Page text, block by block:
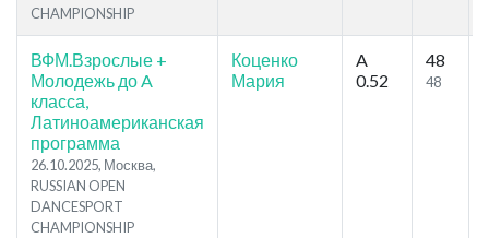
CHAMPIONSHIP
ВФМ.Взрослые +
Молодежь до A
класса,
Латиноамериканская
программа
26.10.2025, Москва,
RUSSIAN OPEN
DANCESPORT
CHAMPIONSHIP
Коценко
Мария
A
0.52
48
48